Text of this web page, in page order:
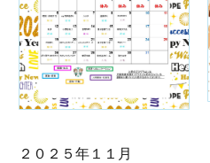
２０２５年１１月